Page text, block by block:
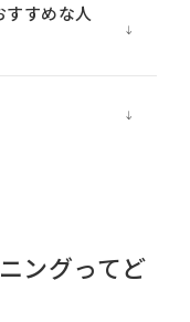
すすめな人
ングってど